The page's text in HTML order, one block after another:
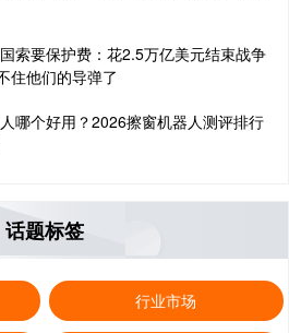
索要保护费：花2.5万亿美元结束战争
住他们的导弹了
哪个好用？2026擦窗机器人测评排行
话题标签
行业市场